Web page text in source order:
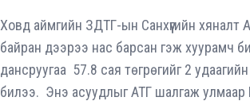
Ховд аймгийн ЗДТГ-ын Санхүүгийн
байран дээрээ нас барсан гэж хуурамч
дансруугаа 57.8 сая төгрөгийг 2
билээ. Энэ асуудлыг АТГ шалгаж улмаар